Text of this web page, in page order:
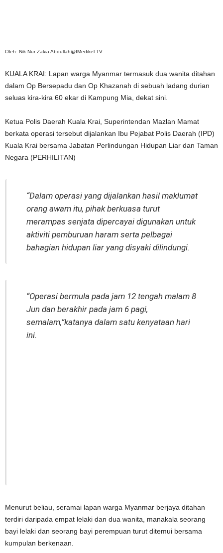
Oleh: Nik Nur Zakia Abdullah@IMedikel TV
KUALA KRAI: Lapan warga Myanmar termasuk dua wanita ditahan
dalam Op Bersepadu dan Op Khazanah di sebuah ladang durian
seluas kira-kira 60 ekar di Kampung Mia, dekat sini.
Ketua Polis Daerah Kuala Krai, Superintendan Mazlan Mamat
berkata operasi tersebut dijalankan Ibu Pejabat Polis Daerah (IPD)
Kuala Krai bersama Jabatan Perlindungan Hidupan Liar dan Taman
Negara (PERHILITAN)
“Dalam operasi yang dijalankan hasil maklumat
orang awam itu, pihak berkuasa turut
merampas senjata dipercayai digunakan untuk
aktiviti pemburuan haram serta pelbagai
bahagian hidupan liar yang disyaki dilindungi.
“Operasi bermula pada jam 12 tengah malam 8
Jun dan berakhir pada jam 6 pagi,
semalam,”katanya dalam satu kenyataan hari
ini.
Menurut beliau, seramai lapan warga Myanmar berjaya ditahan
terdiri daripada empat lelaki dan dua wanita, manakala seorang
bayi lelaki dan seorang bayi perempuan turut ditemui bersama
kumpulan berkenaan.